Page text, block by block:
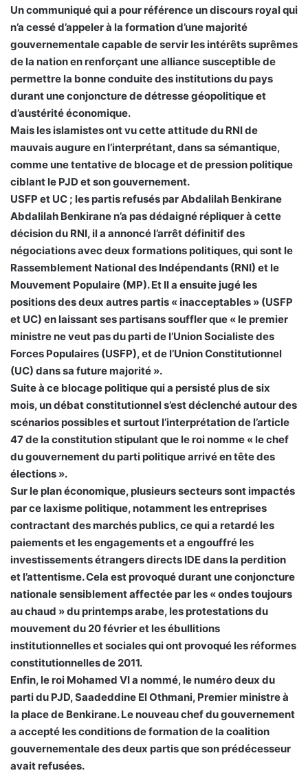
Un communiqué qui a pour référence un discours royal qui
n’a cessé d’appeler à la formation d’une majorité
gouvernementale capable de servir les intérêts suprêmes
de la nation en renforçant une alliance susceptible de
permettre la bonne conduite des institutions du pays
durant une conjoncture de détresse géopolitique et
d’austérité économique.
Mais les islamistes ont vu cette attitude du RNI de
mauvais augure en l’interprétant, dans sa sémantique,
comme une tentative de blocage et de pression politique
ciblant le PJD et son gouvernement.
USFP et UC ; les partis refusés par Abdalilah Benkirane
Abdalilah Benkirane n’a pas dédaigné répliquer à cette
décision du RNI, il a annoncé l’arrêt définitif des
négociations avec deux formations politiques, qui sont le
Rassemblement National des Indépendants (RNI) et le
Mouvement Populaire (MP). Et Il a ensuite jugé les
positions des deux autres partis « inacceptables » (USFP
et UC) en laissant ses partisans souffler que « le premier
ministre ne veut pas du parti de l’Union Socialiste des
Forces Populaires (USFP), et de l’Union Constitutionnel
(UC) dans sa future majorité ».
Suite à ce blocage politique qui a persisté plus de six
mois, un débat constitutionnel s’est déclenché autour des
scénarios possibles et surtout l’interprétation de l’article
47 de la constitution stipulant que le roi nomme « le chef
du gouvernement du parti politique arrivé en tête des
élections ».
Sur le plan économique, plusieurs secteurs sont impactés
par ce laxisme politique, notamment les entreprises
contractant des marchés publics, ce qui a retardé les
paiements et les engagements et a engouffré les
investissements étrangers directs IDE dans la perdition
et l’attentisme. Cela est provoqué durant une conjoncture
nationale sensiblement affectée par les « ondes toujours
au chaud » du printemps arabe, les protestations du
mouvement du 20 février et les ébullitions
institutionnelles et sociales qui ont provoqué les réformes
constitutionnelles de 2011.
Enfin, le roi Mohamed VI a nommé, le numéro deux du
parti du PJD, Saadeddine El Othmani, Premier ministre à
la place de Benkirane. Le nouveau chef du gouvernement
a accepté les conditions de formation de la coalition
gouvernementale des deux partis que son prédécesseur
avait refusées.